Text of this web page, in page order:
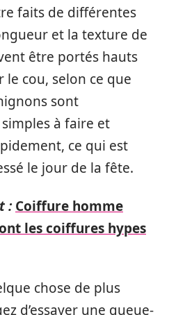
faits de différentes
et la texture de
être portés hauts
le cou, selon ce que
sont
à faire et
ce qui est
le jour de la fête.
: Coiffure homme
les coiffures hypes
chose de plus
d’essayer une queue-